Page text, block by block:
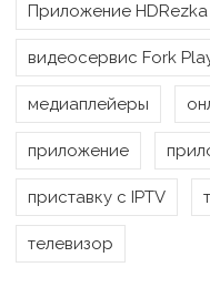
Приложение HDRezka
видеосервис Fork
медиаплейеры
приложение
приставку с IPTV
телевизор